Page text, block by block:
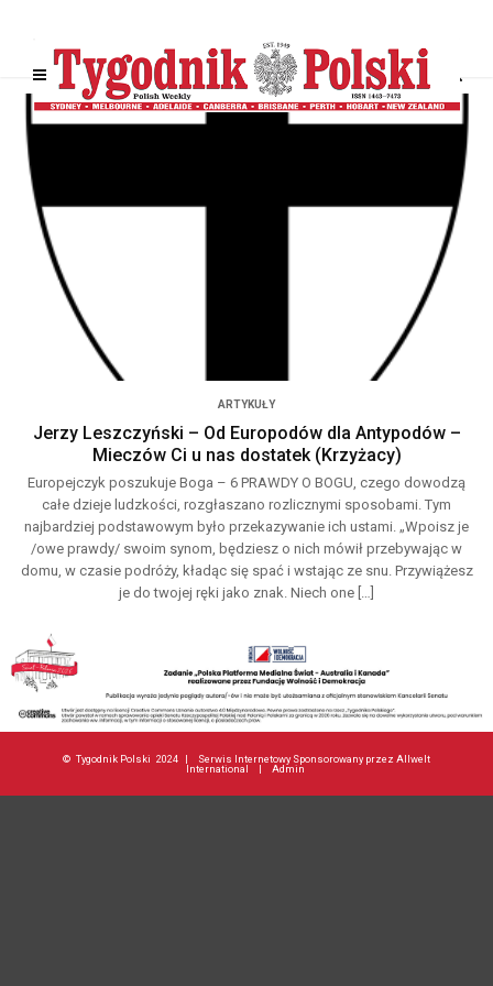
ARTYKUŁY
Jerzy Leszczyński – Od Europodów dla Antypodów –
Mieczów Ci u nas dostatek (Krzyżacy)
Europejczyk poszukuje Boga – 6 PRAWDY O BOGU, czego dowodzą
całe dzieje ludzkości, rozgłaszano rozlicznymi sposobami. Tym
najbardziej podstawowym było przekazywanie ich ustami. „Wpoisz je
/owe prawdy/ swoim synom, będziesz o nich mówił przebywając w
domu, w czasie podróży, kładąc się spać i wstając ze snu. Przywiążesz
je do twojej ręki jako znak. Niech one […]
© Tygodnik Polski 2024 |
Serwis Internetowy Sponsorowany przez Allwelt
International
| Admin